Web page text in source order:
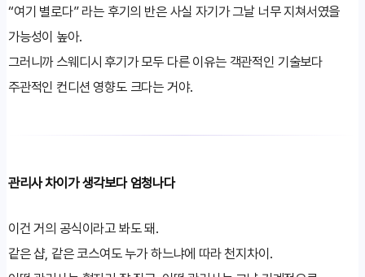
“여기 별로다” 라는 후기의 반은 사실 자기가 그날 너무 지쳐서였을
가능성이 높아.
그러니까 스웨디시 후기가 모두 다른 이유는 객관적인 기술보다
주관적인 컨디션 영향도 크다는 거야.
관리사 차이가 생각보다 엄청나다
이건 거의 공식이라고 봐도 돼.
같은 샵, 같은 코스여도 누가 하느냐에 따라 천지차이.